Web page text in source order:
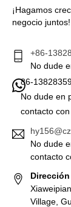
¡Hagamos
negocio juntos!
+86-
No dude
86-
No dude en
contacto
No dude
contacto
Village,